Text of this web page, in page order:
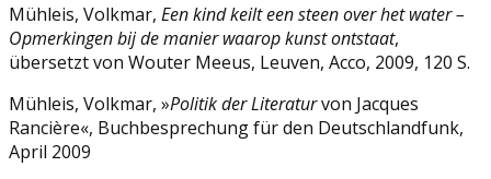
Mühleis, Volkmar, Een kind keilt een steen over het water –
Opmerkingen bij de manierwaarop kunst ontstaat,
übersetzt von Wouter Meeus, Leuven, Acco, 2009, 120 S.
Mühleis, Volkmar, »Politik der Literaturvon Jacques
Rancière«, Buchbesprechung für den Deutschlandfunk,
April 2009